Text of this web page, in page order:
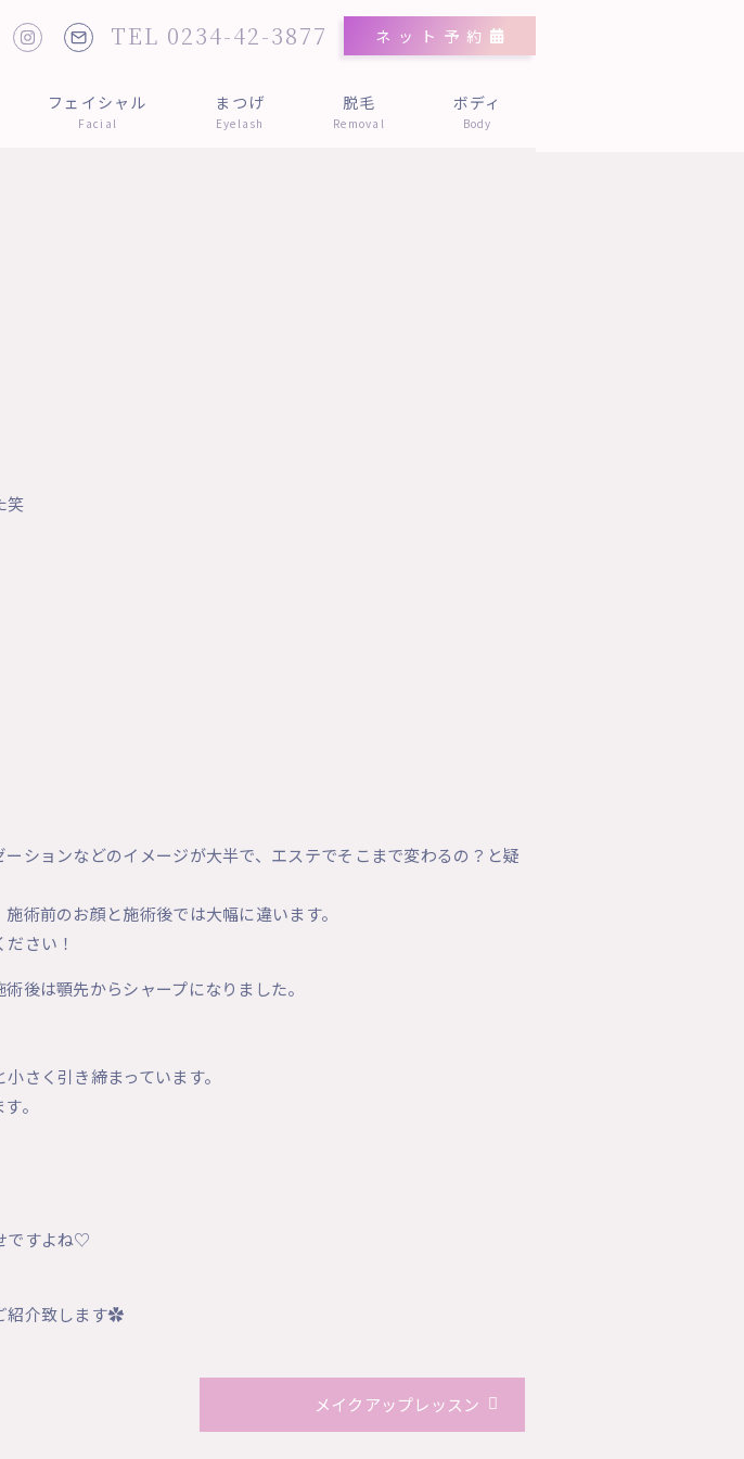
TEL 0234-42-3877 ネット予約
フェイシャル
Facial
まつげ
Eyelash
脱毛
Removal
ボディ
Body
笑
ションなどのイメージが大半で、エステでそこまで変わるの？と疑
術前のお顔と施術後では大幅に違います。
さい！
後は顎先からシャープになりました。
さく引き締まっています。
。
ですよね♡
紹介致します✿
メイクアップレッスン